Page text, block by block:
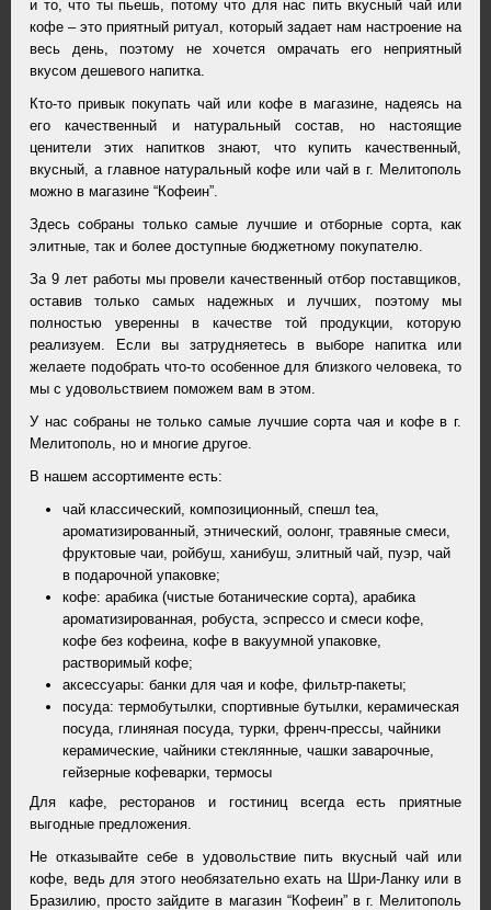
и то, что ты пьешь, потому что для нас пить вкусный чай или
кофе – это приятный ритуал, который задает нам настроение на
весь день, поэтому не хочется омрачать его неприятный
вкусом дешевого напитка.
Кто-то привык покупать чай или кофе в магазине, надеясь на
его качественный и натуральный состав, но настоящие
ценители этих напитков знают, что купить качественный,
вкусный, а главное натуральный кофе или чай в г. Мелитополь
можно в магазине “Кофеин”.
Здесь собраны только самые лучшие и отборные сорта, как
элитные, так и более доступные бюджетному покупателю.
За 9 лет работы мы провели качественный отбор поставщиков,
оставив только самых надежных и лучших, поэтому мы
полностью уверенны в качестве той продукции, которую
реализуем. Если вы затрудняетесь в выборе напитка или
желаете подобрать что-то особенное для близкого человека, то
мы с удовольствием поможем вам в этом.
У нас собраны не только самые лучшие сорта чая и кофе в г.
Мелитополь, но и многие другое.
В нашем ассортименте есть:
чай классический, композиционный, спешл tea,
ароматизированный, этнический, оолонг, травяные смеси,
фруктовые чаи, ройбуш, ханибуш, элитный чай, пуэр, чай
в подарочной упаковке;
кофе: арабика (чистые ботанические сорта), арабика
ароматизированная, робуста, эспрессо и смеси кофе,
кофе без кофеина, кофе в вакуумной упаковке,
растворимый кофе;
аксессуары: банки для чая и кофе, фильтр-пакеты;
посуда: термобутылки, спортивные бутылки, керамическая
посуда, глиняная посуда, турки, френч-прессы, чайники
керамические, чайники стеклянные, чашки заварочные,
гейзерные кофеварки, термосы
Для кафе, ресторанов и гостиниц всегда есть приятные
выгодные предложения.
Не отказывайте себе в удовольствие пить вкусный чай или
кофе, ведь для этого необязательно ехать на Шри-Ланку или в
Бразилию, просто зайдите в магазин “Кофеин” в г. Мелитополь